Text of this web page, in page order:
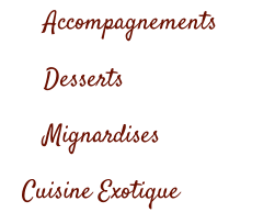
Accompagnements
Desserts
Mignardises
Cuisine Exotique